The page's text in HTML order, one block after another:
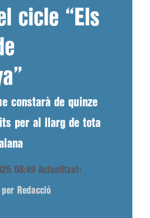
cicle “Els
constarà de quinze
per al llarg de tota
08:49 Actualitzat:
per Redacció